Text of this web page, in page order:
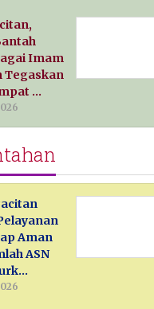
Imam
Tegaskan
…
Aman
ASN